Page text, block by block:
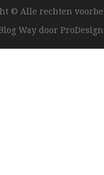
© Alle rechten
Way door